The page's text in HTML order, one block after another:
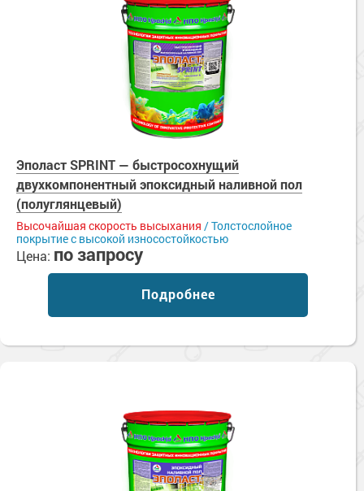
Эполаст SPRINT — быстросохнущий
двухкомпонентный эпоксидный наливной пол
(полуглянцевый)
Высочайшая скорость высыхания / Толстослойное
покрытие с высокой износостойкостью
Цена: по запросу
Подробнее